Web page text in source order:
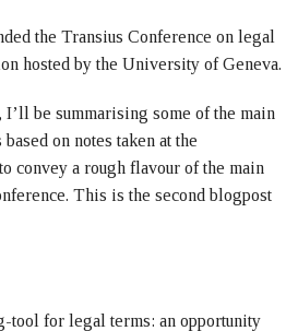
the Transius Conference on legal
hosted by the University of Geneva.
be summarising some of the main
on notes taken at the
convey a rough flavour of the main
This is the second blogpost
tool for legal terms: an opportunity